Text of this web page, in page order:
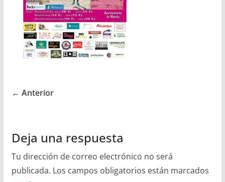
← Anterior
Deja una respuesta
Tu dirección de correo electrónico no será
publicada. Los campos obligatorios están marcados